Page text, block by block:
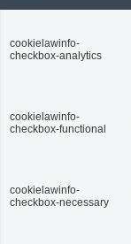
cookielawinfo-
checkbox-analytics
cookielawinfo-
checkbox-functional
cookielawinfo-
checkbox-necessary